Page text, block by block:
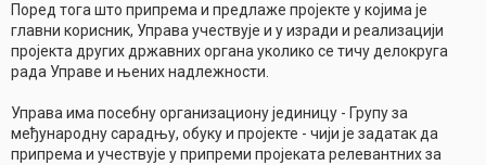
Поред тога што припрема и предлаже пројекте у којима је
главни корисник, Управа учествује и у изради и реализацији
пројекта других државних органа уколико се тичу делокруга
рада Управе и њених надлежности.
Управа има посебну организациону јединицу - Групу за
међународну сарадњу, обуку и пројекте - чији је задатак да
припрема и учествује у припреми пројеката релевантних за